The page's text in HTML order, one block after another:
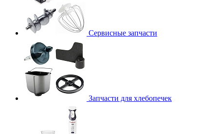
Сервисные запчасти
Запчасти для хлебопечек